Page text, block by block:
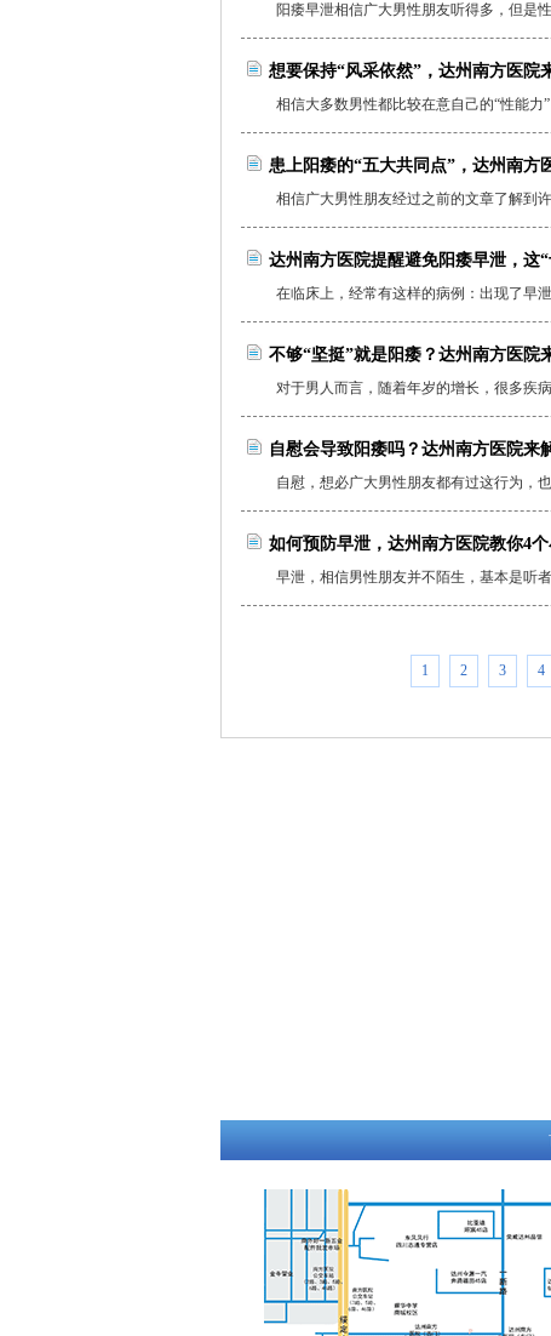
阳痿早泄相信广大男性朋友听得多，但是
想要保持“风采依然”，达州南方医院
相信大多数男性都比较在意自己的“性能
患上阳痿的“五大共同点”，达州南方
相信广大男性朋友经过之前的文章了解到
达州南方医院提醒避免阳痿早泄，这
在临床上，经常有这样的病例：出现了早
不够“坚挺”就是阳痿？达州南方医院
对于男人而言，随着年岁的增长，很多疾
自慰会导致阳痿吗？达州南方医院来
自慰，想必广大男性朋友都有过这行为，
如何预防早泄，达州南方医院教你4
早泄，相信男性朋友并不陌生，基本是听
1 2 3 4